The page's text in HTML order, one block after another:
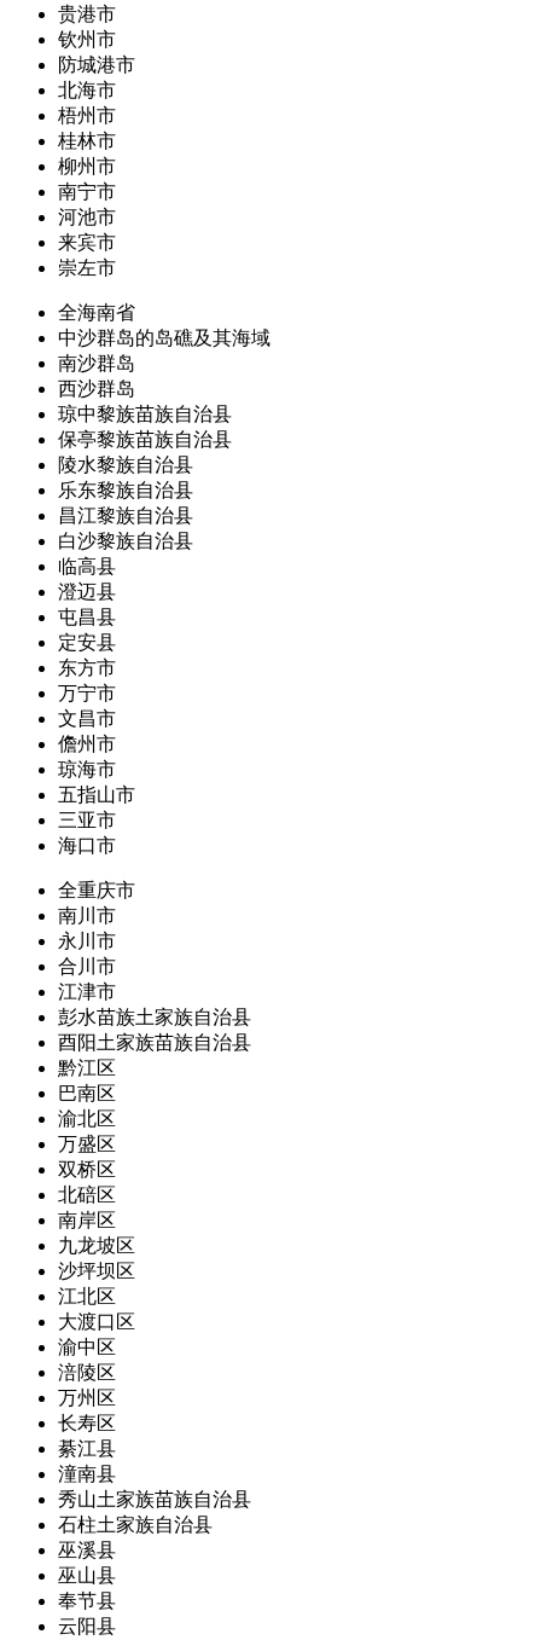
贵港市
钦州市
防城港市
北海市
梧州市
桂林市
柳州市
南宁市
河池市
来宾市
崇左市
全海南省
中沙群岛的岛礁及其海域
南沙群岛
西沙群岛
琼中黎族苗族自治县
保亭黎族苗族自治县
陵水黎族自治县
乐东黎族自治县
昌江黎族自治县
白沙黎族自治县
临高县
澄迈县
屯昌县
定安县
东方市
万宁市
文昌市
儋州市
琼海市
五指山市
三亚市
海口市
全重庆市
南川市
永川市
合川市
江津市
彭水苗族土家族自治县
酉阳土家族苗族自治县
黔江区
巴南区
渝北区
万盛区
双桥区
北碚区
南岸区
九龙坡区
沙坪坝区
江北区
大渡口区
渝中区
涪陵区
万州区
长寿区
綦江县
潼南县
秀山土家族苗族自治县
石柱土家族自治县
巫溪县
巫山县
奉节县
云阳县